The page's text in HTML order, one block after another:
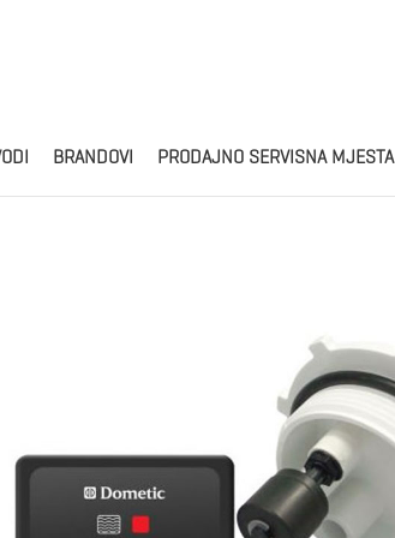
BRANDOVI PRODAJNO SERVISNA MJESTA